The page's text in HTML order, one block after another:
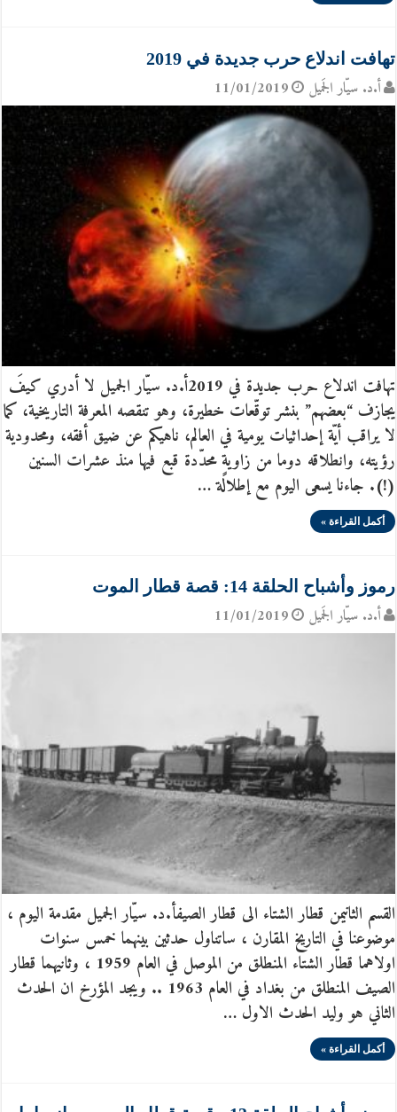
تهافت اندلاع حرب جديدة في 2019
أ.د. سيّار الجَميل 11/01/2019
تهافت اندلاع حرب جديدة في 2019أ.د. سيّار الجميل لا أدري كيفَ
يجازف “بعضهم” بنشر توقّعات خطيرة، وهو تنقصه المعرفة التاريخية، كما
لا يراقب أيّة إحداثيات يومية في العالم، ناهيكم عن ضيق أفقه، ومحدودية
رؤيته، وانطلاقه دوما من زاويةٍ محدّدة قبع فيها منذ عشرات السنين
(!). جاءنا يسعى اليوم مع إطلالة …
أكمل القراءة »
رموز وأشباح الحلقة 14: قصة قطار الموت
أ.د. سيّار الجَميل 11/01/2019
القسم الثانيمن قطار الشتاء الى قطار الصيفأ.د. سيّار الجميل مقدمة اليوم ،
موضوعنا في التاريخ المقارن ، ساتناول حدثين بينهما خمس سنوات
اولاهما قطار الشتاء المنطلق من الموصل في العام 1959 ، وثانيهما قطار
الصيف المنطلق من بغداد في العام 1963 .. ويجد المؤرخ ان الحدث
الثاني هو وليد الحدث الاول …
أكمل القراءة »